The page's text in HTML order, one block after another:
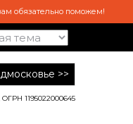
обязательно поможем!
>>
1195022000645